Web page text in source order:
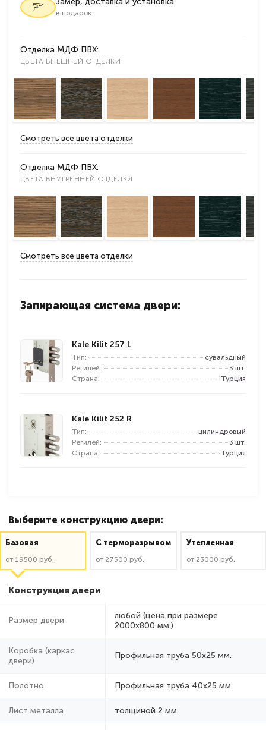
в подарок
Отделка МДФ ПВХ:
ЦВЕТА ВНЕШНЕЙ ОТДЕЛКИ
Смотреть все цвета отделки
Отделка МДФ ПВХ:
ЦВЕТА ВНУТРЕННЕЙ ОТДЕЛКИ
Смотреть все цвета отделки
Запирающая система двери:
Kale Kilit 257 L
Тип:
сувальдный
Регилей:
3 шт.
Страна:
Турция
Kale Kilit 252 R
Тип:
цилиндровый
Регилей:
3 шт.
Страна:
Турция
Выберите конструкцию двери:
Базовая
от 19500 руб.
C терморазрывом
от 27500 руб.
Утепленная
от 23000 руб.
Конструкция двери
Размер двери
любой (цена при размере
2000x800 мм.)
Коробка (каркас
двери)
Профильная труба 50х25 мм.
Полотно Профильная труба 40х25 мм.
Лист металла толщиной 2 мм.